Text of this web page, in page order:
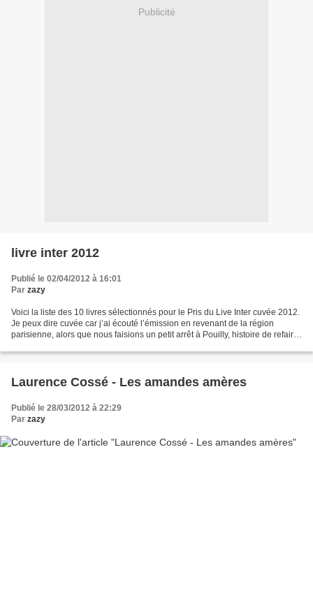
Publicité
livre inter 2012
Publié le 02/04/2012 à 16:01
Par zazy
Voici la liste des 10 livres sélectionnés pour le Pris du Live Inter cuvée 2012.
Je peux dire cuvée car j’ai écouté l’émission en revenant de la région
parisienne, alors que nous faisions un petit arrêt à Pouilly, histoire de refaire
Laurence Cossé - Les amandes amères
Publié le 28/03/2012 à 22:29
Par zazy